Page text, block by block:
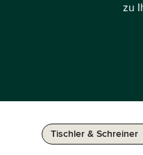
zu
Tischler & Schreiner